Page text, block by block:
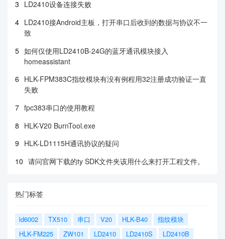
3 LD2410设备连接失败
4 LD2410接Android主板，打开串口后收到的数据与协议不一
致
5 如何仅使用LD2410B-24G的蓝牙通讯模块接入
homeassistant
6 HLK-FPM383C指纹模块有没有例程用32注册成功验证一直
失败
7 fpc383串口的使用教程
8 HLK-V20 BurnTool.exe
9 HLK-LD1115H通讯协议的疑问
10 请问官网下载的ty SDK文件夹该用什么来打开工程文件。
热门标签
ld6002 TX510 串口 V20 HLK-B40
指纹模块
HLK-FM225
ZW101 LD2410 LD2410S
LD2410B